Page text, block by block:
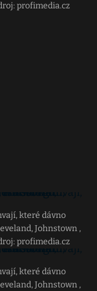
profimedia.cz
které dávno
Johnstown ,
profimedia.cz
které dávno
Johnstown ,